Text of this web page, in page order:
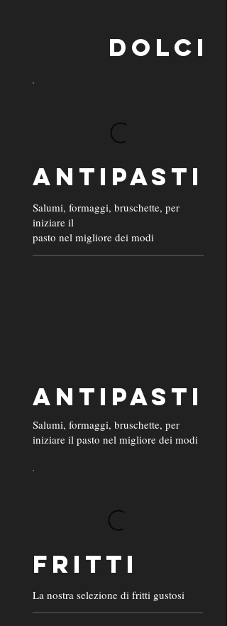
DOLCI
ANTIPASTI
Salumi, formaggi, bruschette, per
iniziare il
pasto nel migliore dei modi
ANTIPASTI
Salumi, formaggi, bruschette, per
iniziare il pasto nel migliore dei modi
FRITTI
La nostra selezione di fritti gustosi